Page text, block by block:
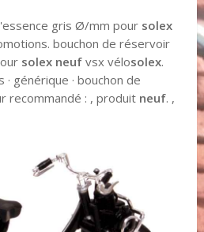
gris Ø/mm pour solex
bouchon de réservoir
solex neufvsx vélosolex.
générique · bouchon de
recommandé : , produit neuf. ,